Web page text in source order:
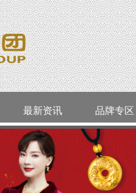
企业资质 企业文化
最新资讯
今日金价 最新资讯
品牌专区
周大生 ALLOVE
囍福
婚嫁系列 店长推荐
环翠区 经区